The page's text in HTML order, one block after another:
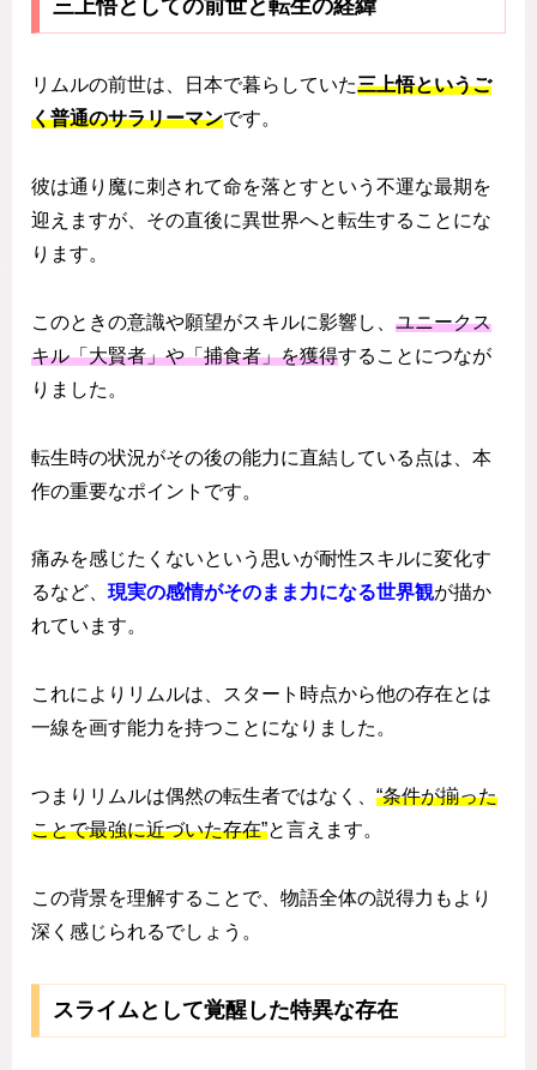
三上悟としての前世と転生の経緯
リムルの前世は、日本で暮らしていた三上悟というご
く普通のサラリーマンです。
彼は通り魔に刺されて命を落とすという不運な最期を
迎えますが、その直後に異世界へと転生することにな
ります。
このときの意識や願望がスキルに影響し、 ユニークス
キル「大賢者」や「捕食者」を獲得することにつなが
りました。
転生時の状況がその後の能力に直結している点は、本
作の重要なポイントです。
痛みを感じたくないという思いが耐性スキルに変化す
るなど、 現実の感情がそのまま力になる世界観が描か
れています。
これによりリムルは、スタート時点から他の存在とは
一線を画す能力を持つことになりました。
つまりリムルは偶然の転生者ではなく、 “条件が揃った
ことで最強に近づいた存在”と言えます。
この背景を理解することで、物語全体の説得力もより
深く感じられるでしょう。
スライムとして覚醒した特異な存在